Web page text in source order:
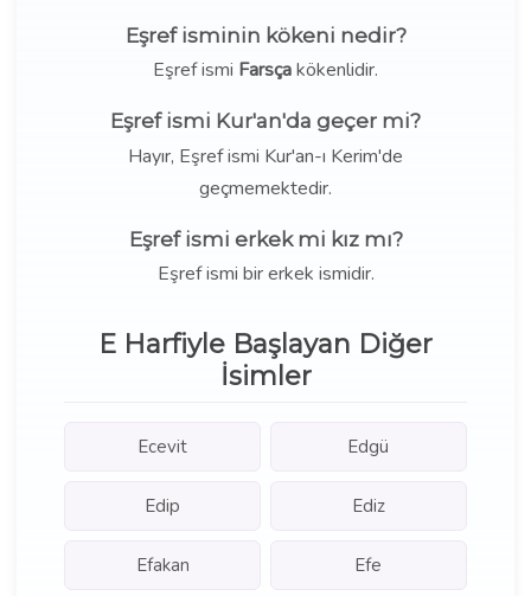
Eşref isminin kökeni nedir?
Eşref ismi Farsçakökenlidir.
Eşref ismi Kur'an'da geçer mi?
Hayır, Eşref ismi Kur'an-ı Kerim'de
geçmemektedir.
Eşref ismi erkek mi kız mı?
Eşref ismi bir erkek ismidir.
E Harfiyle Başlayan Diğer
İsimler
Ecevit Edgü
Edip Ediz
Efakan Efe